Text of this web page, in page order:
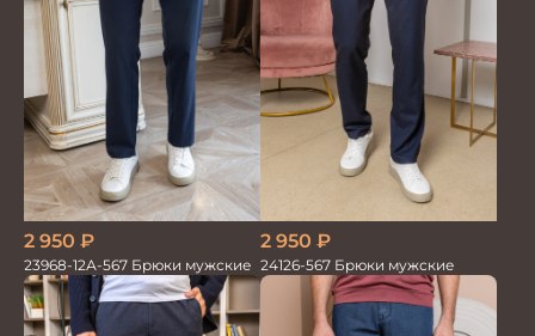
2 950 ₽
23968-12А-567 Брюки мужские
2 950 ₽
24126-567 Брюки мужские